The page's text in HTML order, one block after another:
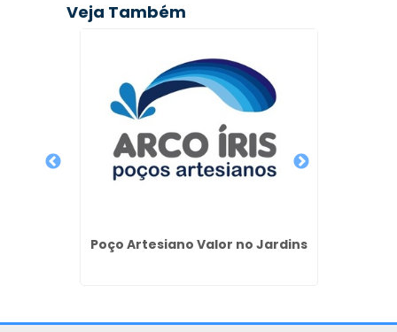
Veja Também
Poço Artesiano Valor no Jardins